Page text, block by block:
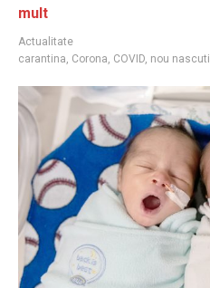
mult
Actualitate
carantina, Corona, COVID, nou nascuti